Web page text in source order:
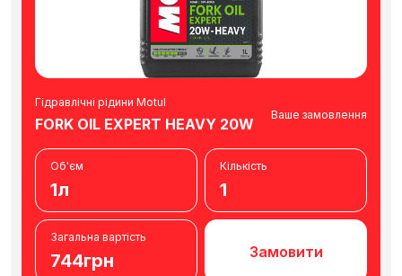
Гідравлічні рідини Motul
FORK OIL EXPERT HEAVY 20W
Ваше замовлення
Об'єм
1л
Кількість
1
Загальна вартість
744грн Замовити